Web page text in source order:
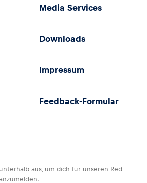
Media Services
Downloads
Impressum
Feedback-Formular
aus, um dich für unseren Red